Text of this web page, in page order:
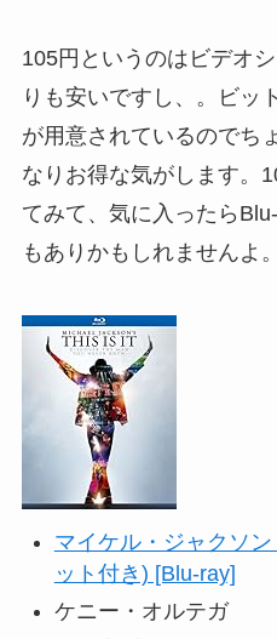
105円というのはビデオ
りも安いですし、。ビッ
が用意されているのでち
なりお得な気がします。
てみて、気に入ったら
もありかもしれませんよ。
マイケル・ジャクソ
ット付き) [Blu-ray]
ケニー・オルテガ